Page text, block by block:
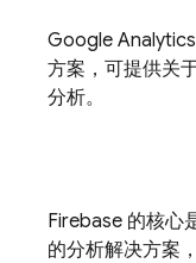
Google Analytics
方案，可提供关
分析。
Firebase 的核心
的分析解决方案